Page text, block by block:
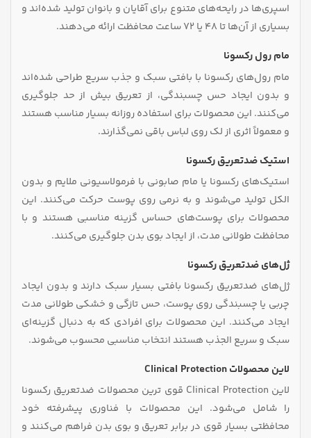
اسپری‌ها در رایحه‌های متنوع برای آقایان و بانوان تولید شده‌اند و
بسیاری از آن‌ها تا ۴۸ یا ۷۲ ساعت محافظت ارائه می‌دهند.
مام رول رکسونا
مام رول‌های رکسونا با بافتی سبک و جذب سریع طراحی شده‌اند
و بدون ایجاد حس چسبندگی، از تعریق بیش از حد جلوگیری
می‌کنند. این محصولات برای استفاده روزانه بسیار مناسب هستند
و معمولاً اثری از لک روی لباس باقی نمی‌گذارند.
استیک ضدتعریق رکسونا
استیک‌های رکسونا یا مام صابونی با فرمولاسیونی ملایم و بدون
الکل تولید می‌شوند و به نرمی روی پوست حرکت می‌کنند. این
محصولات برای پوست‌های حساس گزینه مناسبی هستند و با
محافظت طولانی مدت، از ایجاد بوی بدن جلوگیری می‌کنند.
ژل‌های ضدتعریق رکسونا
ژل‌های ضدتعریق رکسونا بافتی بسیار سبک دارند و بدون ایجاد
چربی یا چسبندگی روی پوست، حس تازگی و خشکی طولانی مدت
ایجاد می‌کنند. این محصولات برای افرادی که به دنبال گزینه‌ای
سبک و سریع‌ الجذب هستند انتخاب مناسبی محسوب می‌شوند.
لاین محصولات Clinical Protection
لاین Clinical Protection قوی‌ ترین محصولات ضدتعریق رکسونا
را شامل می‌شود. این محصولات با فناوری پیشرفته خود
محافظتی بسیار قوی در برابر تعریق و بوی بدن فراهم می‌کنند و